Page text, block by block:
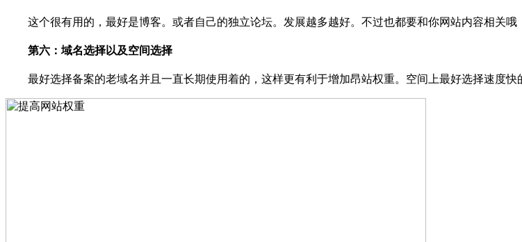
这个很有用的，最好是博客。或者自己的独立论坛。发展越多越好。不过也都要和你网站内容相关哦
第六：域名选择以及空间选择
最好选择备案的老域名并且一直长期使用着的，这样更有利于增加昂站权重。空间上最好选择速度快